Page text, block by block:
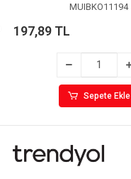
MUIBKO11194
197,89 TL
Sepete Ekle